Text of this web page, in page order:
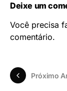
Deixe um
Você precisa
comentário.
Próximo